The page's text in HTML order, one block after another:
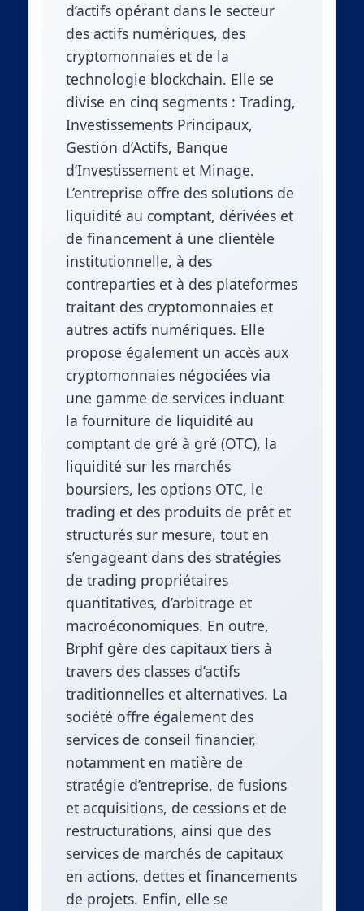
d’actifs opérant dans le secteur
des actifs numériques, des
cryptomonnaies et de la
technologie blockchain. Elle se
divise en cinq segments : Trading,
Investissements Principaux,
Gestion d’Actifs, Banque
d’Investissement et Minage.
L’entreprise offre des solutions de
liquidité au comptant, dérivées et
de financement à une clientèle
institutionnelle, à des
contreparties et à des plateformes
traitant des cryptomonnaies et
autres actifs numériques. Elle
propose également un accès aux
cryptomonnaies négociées via
une gamme de services incluant
la fourniture de liquidité au
comptant de gré à gré (OTC), la
liquidité sur les marchés
boursiers, les options OTC, le
trading et des produits de prêt et
structurés sur mesure, tout en
s’engageant dans des stratégies
de trading propriétaires
quantitatives, d’arbitrage et
macroéconomiques. En outre,
Brphf gère des capitaux tiers à
travers des classes d’actifs
traditionnelles et alternatives. La
société offre également des
services de conseil financier,
notamment en matière de
stratégie d’entreprise, de fusions
et acquisitions, de cessions et de
restructurations, ainsi que des
services de marchés de capitaux
en actions, dettes et financements
de projets. Enfin, elle se